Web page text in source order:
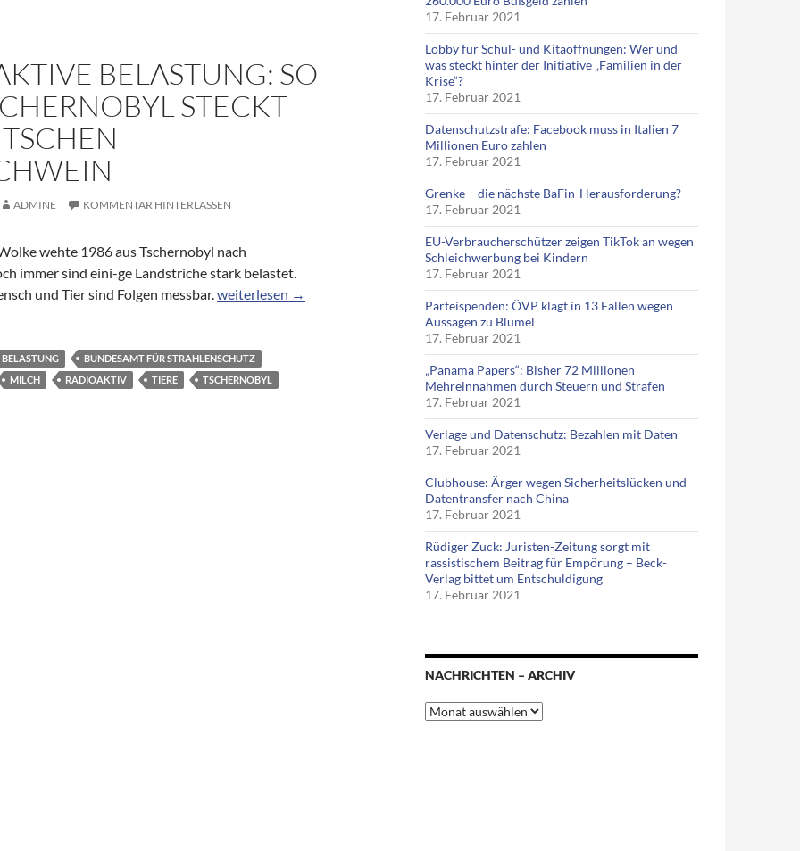
BELASTUNG: SO
STECKT
ADMINE KOMMENTAR HINTERLASSEN
wehte 1986 aus Tschernobyl nach
immer sind eini-ge Landstriche stark belastet.
und Tier sind Folgen messbar.Radioaktive Belastung: So viel Tschernobyl steckt im deutschen Wildschwein
weiterlesen →
BELASTUNG
BUNDESAMT FÜR STRAHLENSCHUTZ
MILCH RADIOAKTIV TIERE TSCHERNOBYL
17. Februar 2021
Lobby für Schul- und Kitaöffnungen: Wer und
was steckt hinter der Initiative „Familien in der
Krise“?
17. Februar 2021
Datenschutzstrafe: Facebook muss in Italien 7
Millionen Euro zahlen
17. Februar 2021
Grenke – die nächste BaFin-Herausforderung?
17. Februar 2021
EU-Verbraucherschützer zeigen TikTok an wegen
Schleichwerbung bei Kindern
17. Februar 2021
Parteispenden: ÖVP klagt in 13 Fällen wegen
Aussagen zu Blümel
17. Februar 2021
„Panama Papers“: Bisher 72 Millionen
Mehreinnahmen durch Steuern und Strafen
17. Februar 2021
Verlage und Datenschutz: Bezahlen mit Daten
17. Februar 2021
Clubhouse: Ärger wegen Sicherheitslücken und
Datentransfer nach China
17. Februar 2021
Rüdiger Zuck: Juristen-Zeitung sorgt mit
rassistischem Beitrag für Empörung – Beck-
Verlag bittet um Entschuldigung
17. Februar 2021
NACHRICHTEN – ARCHIV
Nachrichten
–